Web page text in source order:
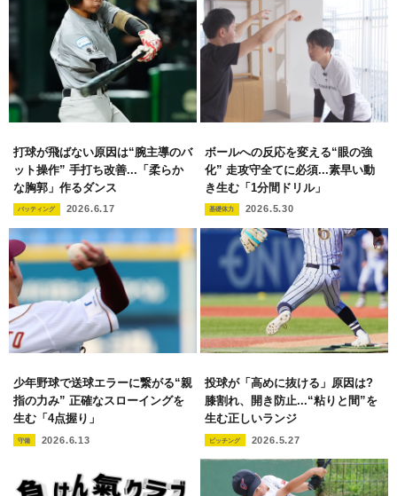
打球が飛ばない原因は“腕主導のバ
ット操作” 手打ち改善...「柔らか
な胸郭」作るダンス
バッティング 2026.6.17
ボールへの反応を変える“眼の強
化” 走攻守全てに必須...素早い動
き生む「1分間ドリル」
基礎体力 2026.5.30
少年野球で送球エラーに繋がる“親
指の力み” 正確なスローイングを
生む「4点握り」
守備 2026.6.13
投球が「高めに抜ける」原因は?
膝割れ、開き防止...“粘りと間”を
生む正しいランジ
ピッチング 2026.5.27